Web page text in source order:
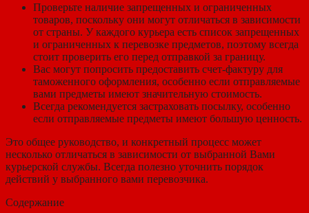
Проверьте наличие запрещенных и ограниченных
товаров, поскольку они могут отличаться в зависимости
от страны. У каждого курьера есть список запрещенных
и ограниченных к перевозке предметов, поэтому всегда
стоит проверить его перед отправкой за границу.
Вас могут попросить предоставить счет-фактуру для
таможенного оформления, особенно если отправляемые
вами предметы имеют значительную стоимость.
Всегда рекомендуется застраховать посылку, особенно
если отправляемые предметы имеют большую ценность.
Это общее руководство, и конкретный процесс может
несколько отличаться в зависимости от выбранной Вами
курьерской службы. Всегда полезно уточнить порядок
действий у выбранного вами перевозчика.
Содержание